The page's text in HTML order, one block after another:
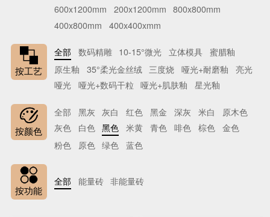
600x1200mm
200x1200mm
800x800mm
400x800mm
400x400xmm
按工艺
全部 数码精雕 10-15°微光 立体模具
蜜腊釉
原生釉
35°柔光金丝绒 三度烧 哑光+耐磨釉
亮光
哑光
哑光+数码干粒 哑光+肌肤釉 星光釉
按颜色
全部 黑灰 灰白 红色 黑金 深灰 米白
原木色
灰色
白色 黑色 米黄 青色 啡色 棕色
金色
粉色
原色 绿色 蓝色
按功能
全部 能量砖 非能量砖